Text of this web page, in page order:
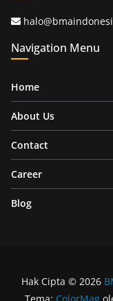
Navigation Menu
Home
About Us
Contact
Career
Blog
Hak Cipta © 2026